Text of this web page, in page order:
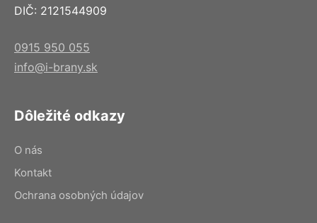
DIČ: 2121544909
0915 950 055
info@i-brany.sk
Dôležité odkazy
O nás
Kontakt
Ochrana osobných údajov